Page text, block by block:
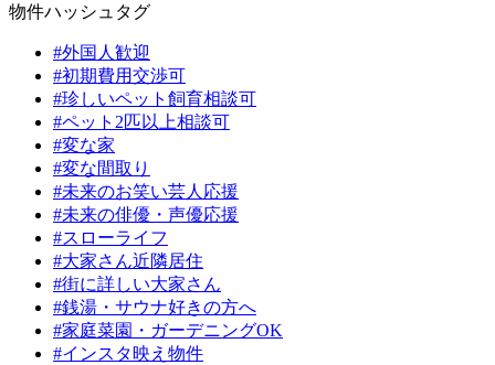
物件ハッシュタグ
#外国人歓迎
#初期費用交渉可
#珍しいペット飼育相談可
#ペット2匹以上相談可
#変な家
#変な間取り
#未来のお笑い芸人応援
#未来の俳優・声優応援
#スローライフ
#大家さん近隣居住
#街に詳しい大家さん
#銭湯・サウナ好きの方へ
#家庭菜園・ガーデニングOK
#インスタ映え物件